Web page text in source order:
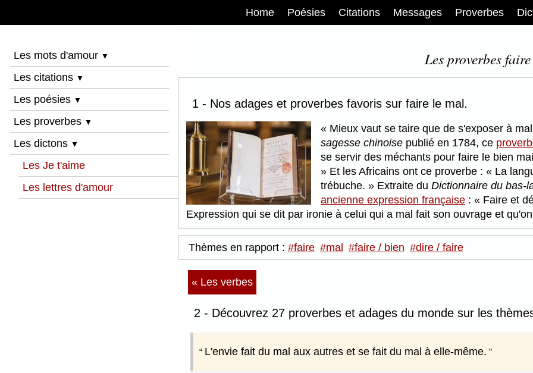
Home Poésies Citations Messages Proverbes
Les mots d'amour ▼
Les citations ▼
Les poésies ▼
Les proverbes ▼
Les dictons ▼
Les Je t'aime
Les lettres d'amour
Les proverbes
1 - Nos adages et proverbes favoris sur faire le mal.
Mieux vaut se taire que de s'exposer à
sagesse chinoise publié en 1784, ce
se servir des méchants pour faire le bien
Et les Africains ont ce proverbe :
La
trébuche.
Extraite du Dictionnaire du bas-
ancienne expression française : Faire et
Expression qui se dit par ironie à celui qui a mal fait son ouvrage et
Thèmes en rapport : #faire #mal #faire / bien #dire / faire
« Les verbes
2 - Découvrez 27 proverbes et adages du monde sur les
L'envie fait du mal aux autres et se fait du mal à elle-même.